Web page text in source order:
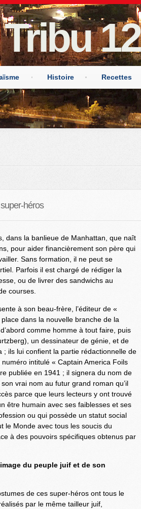
Tribu 12
Histoire Recettes
héros
dans la banlieue de Manhattan, que naît
pour aider financièrement son père qui
Sans formation, il ne peut se
Parfois il est chargé de rédiger la
ou de livrer des sandwichs au
courses.
à son beau-frère, l’éditeur de «
dans la nouvelle branche de la
comme homme à tout faire, puis
un dessinateur de génie, et de
ils lui confient la partie rédactionnelle de
intitulé « Captain America Foils
publiée en 1941 ; il signera du nom de
vrai nom au futur grand roman qu’il
parce que leurs lecteurs y ont trouvé
être humain avec ses faiblesses et ses
ou qui possède un statut social
le Monde avec tous les soucis du
à des pouvoirs spécifiques obtenus par
du peuple juif et de son
de ces super-héros ont tous le
par le même tailleur juif,